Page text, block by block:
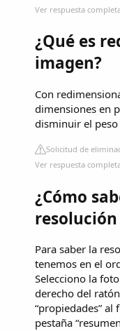
Ver respuesta
¿Qué es
imagen?
Con
dimensiones en
disminuir el
Solicitud de
Ver respuesta
¿Cómo
Para saber la
tenemos en el
Selecciono la
derecho del
“propiedades”
pestaña